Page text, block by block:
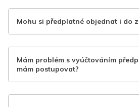
Mohu si předplatné objednat i do
Mám problém s vyúčtováním
mám postupovat?